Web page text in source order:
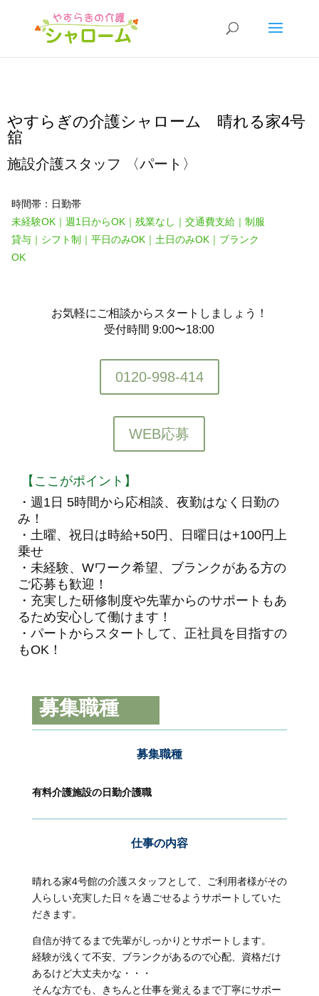
やすらぎの介護シャローム 晴れる家4号
舘
施設介護スタッフ 〈パート〉
時間帯：日勤帯
未経験OK｜週1日からOK｜残業なし｜交通費支給｜制服
貸与｜シフト制｜平日のみOK｜土日のみOK｜ブランク
OK
お気軽にご相談からスタートしましょう！
受付時間 9:00〜18:00
0120-998-414
WEB応募
【ここがポイント】
・週1日 5時間から応相談、夜勤はなく日勤の
み！
・土曜、祝日は時給+50円、日曜日は+100円上
乗せ
・未経験、Wワーク希望、ブランクがある方の
ご応募も歓迎！
・充実した研修制度や先輩からのサポートもあ
るため安心して働けます！
・パートからスタートして、正社員を目指すの
もOK！
募集職種
募集職種
有料介護施設の日勤介護職
仕事の内容
晴れる家4号館の介護スタッフとして、ご利用者様がその
人らしい充実した日々を過ごせるようサポートしていた
だきます。
自信が持てるまで先輩がしっかりとサポートします。
経験が浅くて不安、ブランクがあるので心配、資格だけ
あるけど大丈夫かな・・・
そんな方でも、きちんと仕事を覚えるまで丁寧にサポー